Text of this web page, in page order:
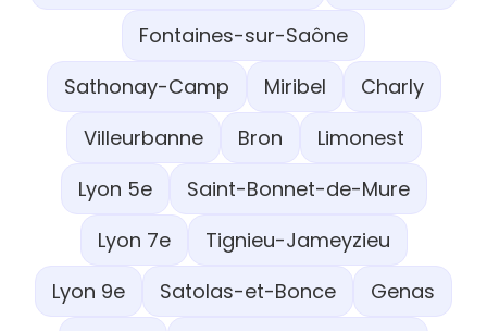
Fontaines-sur-Saône
Sathonay-Camp
Miribel
Charly
Villeurbanne
Bron
Limonest
Lyon 5e
Saint-Bonnet-de-Mure
Lyon 7e
Tignieu-Jameyzieu
Lyon 9e
Satolas-et-Bonce
Genas